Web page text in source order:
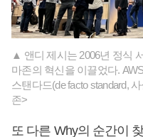
▲ 앤디 제시는 2006년 정식
마존의 혁신을 이끌었다.
스탠다드(de facto standard,
존>
또 다른 Why의 순간이